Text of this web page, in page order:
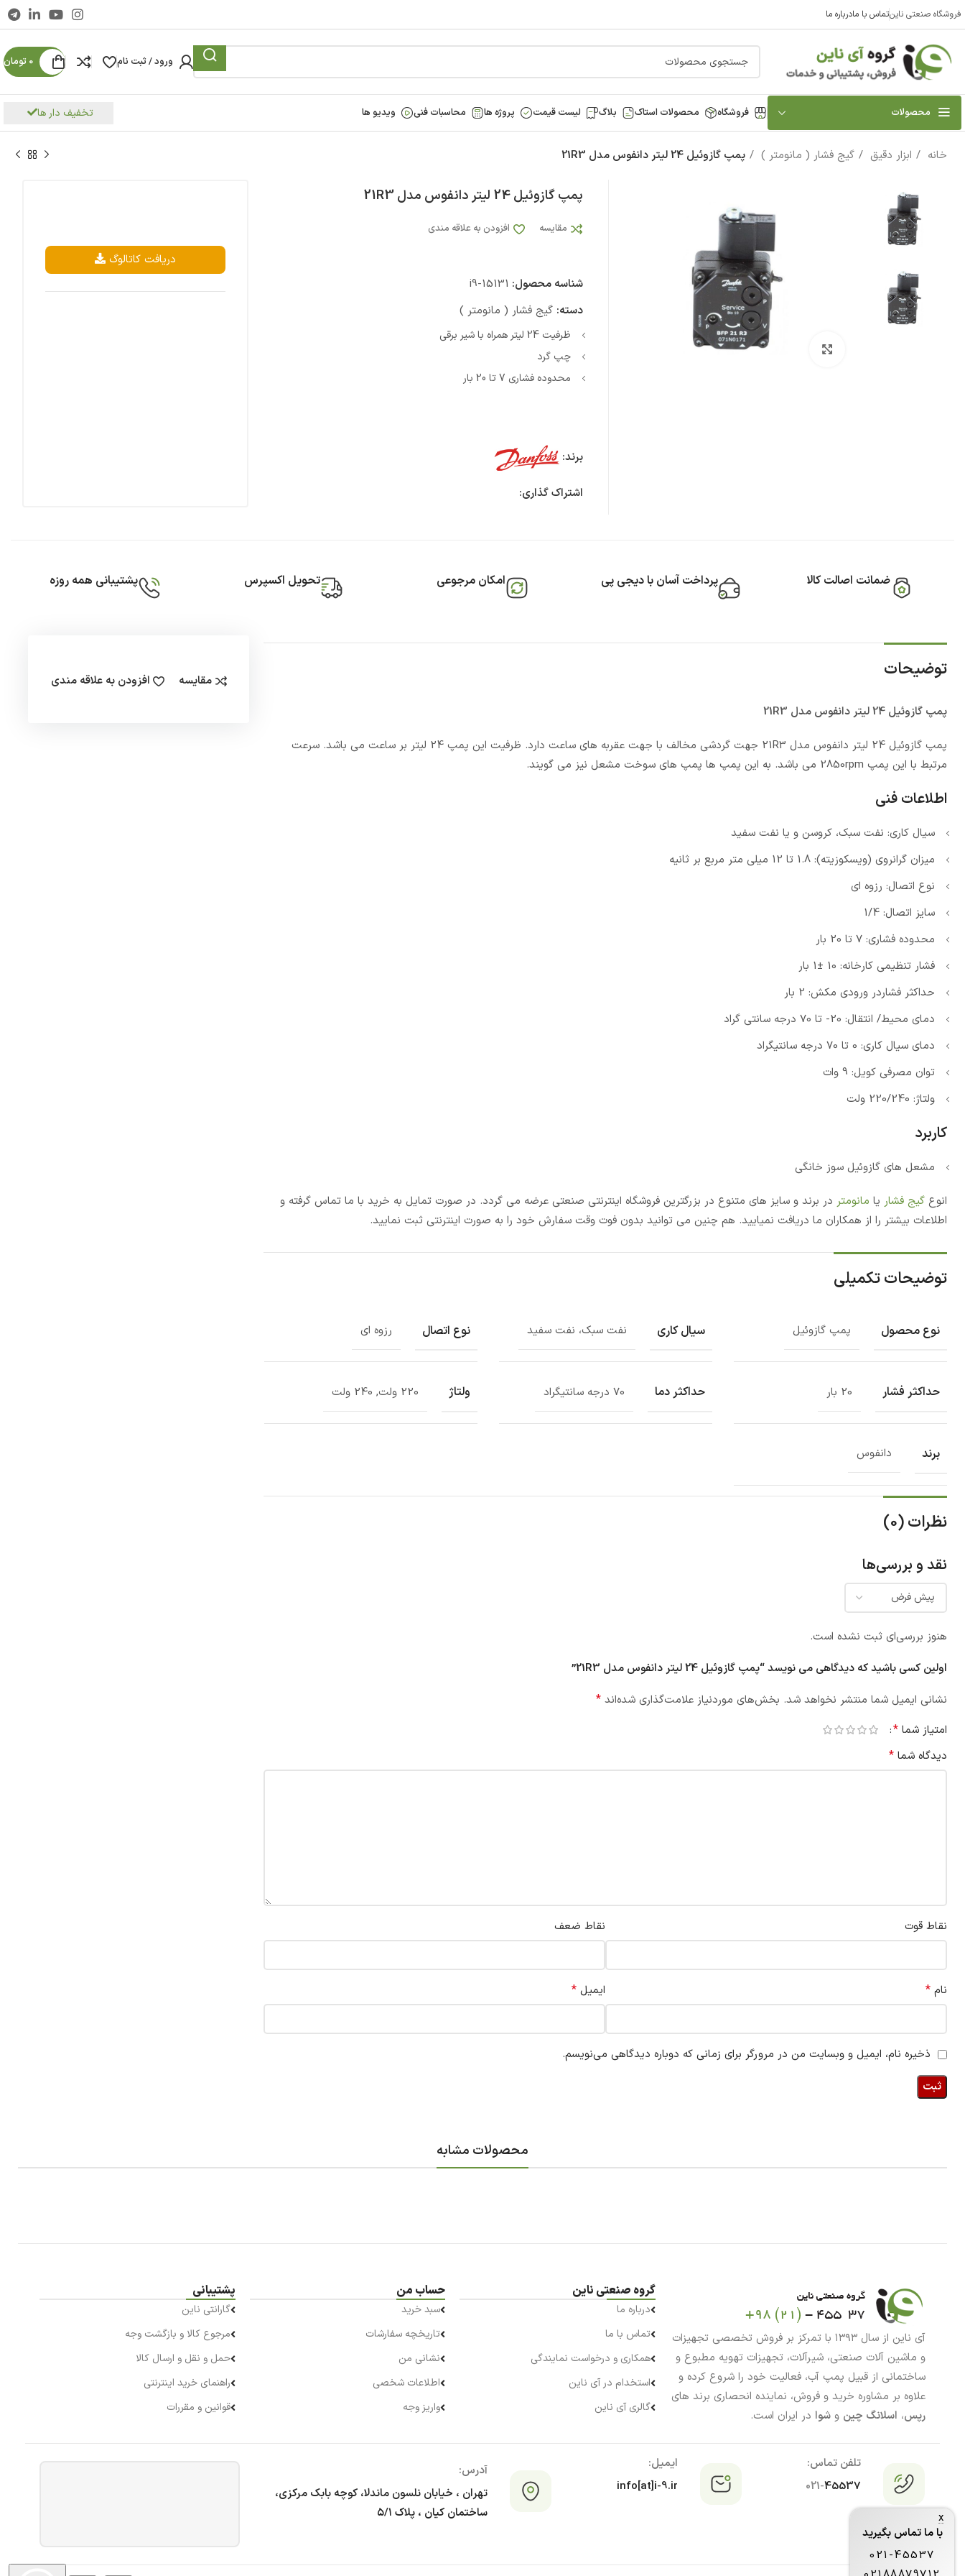
فروشگاه صنعتی ناینتماس با مادرباره ما
ورود / ثبت نام 0 تومان
محصولات فروشگاه محصولات استاک بلاگ لیست قیمت پروژه ها محاسبات فنی ویدیو ها تخفیف دار ها
خانه ابزار دقیق گیج فشار ( مانومتر ) پمپ گازوئیل 24 لیتر دانفوس مدل 21R3
بزرگنمایی تصویر
پمپ گازوئیل 24 لیتر دانفوس مدل 21R3
مقایسه افزودن به علاقه مندی
شناسه محصول: i9-15131
دسته: گیج فشار ( مانومتر )
ظرفیت 24 لیتر همراه با شیر برقی
چپ گرد
محدوده فشاری 7 تا 20 بار
برند:
اشتراک گذاری:
دریافت کاتالوگ
ضمانت اصالت کالا پرداخت آسان با دیجی پی امکان مرجوعی تحویل اکسپرس پشتیبانی همه روزه
توضیحات
پمپ گازوئیل 24 لیتر دانفوس مدل 21R3
پمپ گازوئیل 24 لیتر دانفوس مدل 21R3 جهت گردشی مخالف با جهت عقربه های ساعت دارد. ظرفیت این پمپ 24 لیتر بر ساعت می باشد. سرعت
مرتبط با این پمپ 2850rpm می باشد. به این پمپ ها پمپ های سوخت مشعل نیز می گویند.
اطلاعات فنی
سیال کاری: نفت سبک، کروسن و یا نفت سفید
میزان گرانروی (ویسکوزیته): 1.8 تا 12 میلی متر مربع بر ثانیه
نوع اتصال: رزوه ای
سایز اتصال: 1/4
محدوده فشاری: 7 تا 20 بار
فشار تنظیمی کارخانه: 10 ±1 بار
حداکثر فشاردر ورودی مکش: 2 بار
دمای محیط/ انتقال: 20- تا 70 درجه سانتی گراد
دمای سیال کاری: 0 تا 70 درجه سانتیگراد
توان مصرفی کویل: 9 وات
ولتاژ: 220/240 ولت
کاربرد
مشعل های گازوئیل سوز خانگی
انوع گیج فشار یا مانومتر در برند و سایز های متنوع در بزرگترین فروشگاه اینترنتی صنعتی عرضه می گردد. در صورت تمایل به خرید با ما تماس گرفته و
اطلاعات بیشتر را از همکاران ما دریافت نمیایید. هم چنین می توانید بدون فوت وقت سفارش خود را به صورت اینترنتی ثبت نمایید.
توضیحات تکمیلی
نوع محصول پمپ گازوئیل سیال کاری نفت سبک، نفت سفید نوع اتصال رزوه ای
حداکثر فشار 20 بار حداکثر دما 70 درجه سانتیگراد ولتاژ 220 ولت, 240 ولت
برند دانفوس
نظرات (0)
نقد و بررسی‌ها
هنوز بررسی‌ای ثبت نشده است.
اولین کسی باشید که دیدگاهی می نویسد “پمپ گازوئیل 24 لیتر دانفوس مدل 21R3”
نشانی ایمیل شما منتشر نخواهد شد. بخش‌های موردنیاز علامت‌گذاری شده‌اند *
امتیاز شما *
دیدگاه شما *
نقاط قوت نقاط ضعف
نام * ایمیل *
ذخیره نام، ایمیل و وبسایت من در مرورگر برای زمانی که دوباره دیدگاهی می‌نویسم.
مقایسه افزودن به علاقه مندی
محصولات مشابه
آی ناین از سال ۱۳۹۳ با تمرکز بر فروش تخصصی تجهیزات
و ماشین آلات صنعتی، شیرآلات، تجهیزات تهویه مطبوع و
ساختمانی از قبیل پمپ آب، فعالیت خود را شروع کرده و
علاوه بر مشاوره خرید و فروش، نماینده انحصاری برند های
رپس، اسلانگ چین و شوا در ایران است.
گروه صنعتی ناین
درباره ما
تماس با ما
همکاری و درخواست نمایندگی
استخدام در آی ناین
گالری آی ناین
حساب من
سبد خرید
تاریخچه سفارشات
نشانی من
اطلاعات شخصی
واریز وجه
پشتیبانی
گارانتی ناین
مرجوع کالا و بازگشت وجه
حمل و نقل و ارسال کالا
راهنمای خرید اینترنتی
قوانین و مقررات
تلفن تماس:
021-45537
ایمیل:
info[at]i-9.ir
آدرس:
تهران ، خیابان نلسون ماندلا، کوچه بابک مرکزی،
ساختمان کیان ، پلاک ۵/۱
x
با ما تماس بگیرید
021-45537